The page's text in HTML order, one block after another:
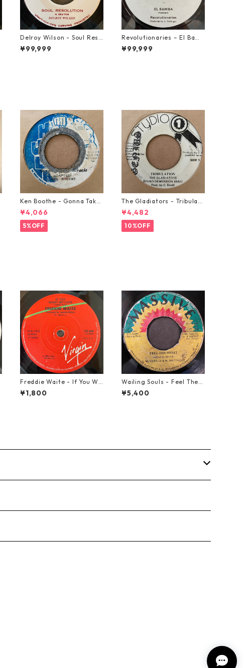
Delroy Wilson - Soul Reso
lution【7-21935】
¥99,999
Revolutionaries – El Bamb
a【7-21855】
¥99,999
Ken Boothe - Gonna Take
A Miracle【7-21362】
¥4,066
5%OFF
The Gladiators - Tribulati
on【7-21365】
¥4,482
10%OFF
Freddie Waite - If You Wa
nt My Love【7-21943】
¥1,800
Wailing Souls - Feel The S
pirit【7-21955】
¥5,400